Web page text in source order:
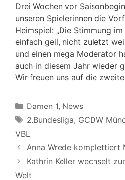
Drei Wochen vor
unseren Spielerinnen die
Heimspiel: „Die Stimmung
einfach geil, nicht zuletzt
und einen mega Moderator
auch in diesem Jahr wieder
Wir freuen uns auf die
Kategorien
Damen 1, News
Schlagwörter
2.Bundesliga, GCDW
VBL
Anna Wrede komplettiert
Kathrin Keller wechselt
Welt